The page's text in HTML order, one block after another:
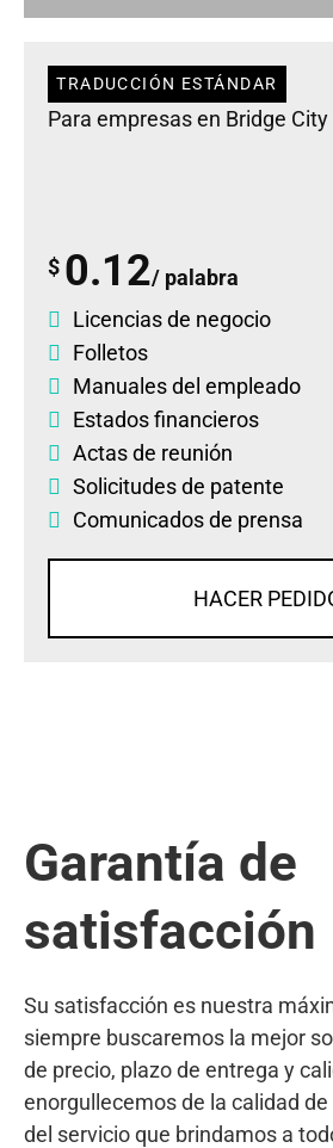
TRADUCCIÓN ESTÁNDAR
Para empresas en Bridge City
$ 0.12/ palabra
Licencias de negocio
Folletos
Manuales del empleado
Estados financieros
Actas de reunión
Solicitudes de patente
Comunicados de prensa
HACER
Garantía de
satisfacción
Su satisfacción es nuestra
siempre buscaremos la mejor
de precio, plazo de entrega y
enorgullecemos de la calidad
del servicio que brindamos a